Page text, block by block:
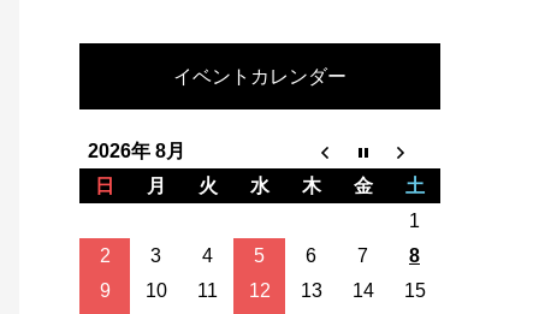
イベントカレンダー
2026年 8月
日
月 火 水 木 金
土
1
2
3 4 5 6 7
8
9
10 11 12 13 14
15